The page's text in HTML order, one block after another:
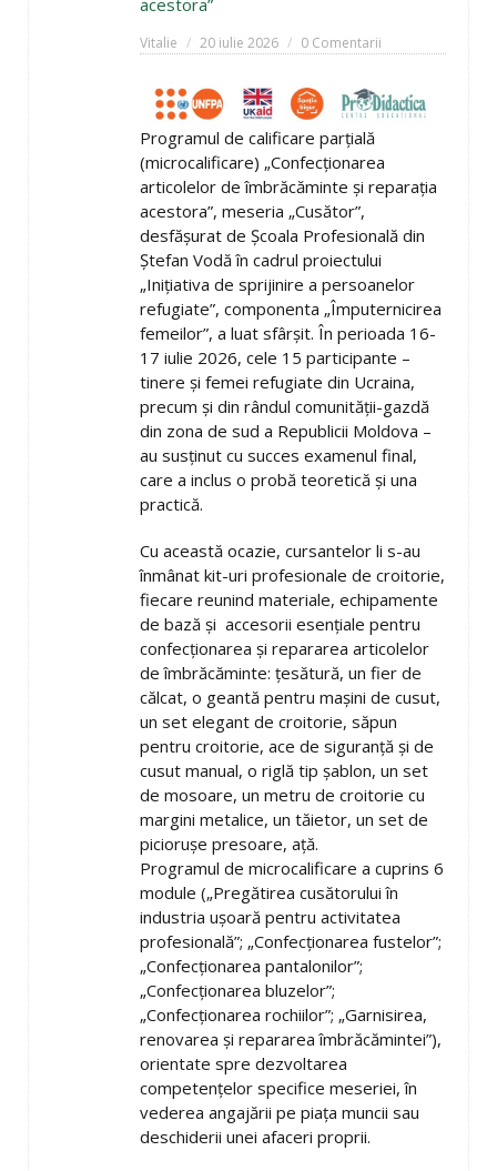
Vitalie 20 iulie 2026 0 Comentarii
Programul de calificare parțială
(microcalificare) „Confecționarea
articolelor de îmbrăcăminte și reparația
acestora”, meseria „Cusător”,
desfășurat de Școala Profesională din
Ștefan Vodă în cadrul proiectului
„Inițiativa de sprijinire a persoanelor
refugiate”, componenta „Împuternicirea
femeilor”, a luat sfârșit. În perioada 16-
17 iulie 2026, cele 15 participante –
tinere și femei refugiate din Ucraina,
precum și din rândul comunității-gazdă
din zona de sud a Republicii Moldova –
au susținut cu succes examenul final,
care a inclus o probă teoretică și una
practică.
Cu această ocazie, cursantelor li s-au
înmânat kit-uri profesionale de croitorie,
fiecare reunind materiale, echipamente
de bază și accesorii esențiale pentru
confecționarea și repararea articolelor
de îmbrăcăminte: țesătură, un fier de
călcat, o geantă pentru mașini de cusut,
un set elegant de croitorie, săpun
pentru croitorie, ace de siguranță și de
cusut manual, o riglă tip șablon, un set
de mosoare, un metru de croitorie cu
margini metalice, un tăietor, un set de
piciorușe presoare, ață.
Programul de microcalificare a cuprins 6
module („Pregătirea cusătorului în
industria ușoară pentru activitatea
profesională”; „Confecționarea fustelor”;
„Confecționarea pantalonilor”;
„Confecționarea bluzelor”;
„Confecționarea rochiilor”; „Garnisirea,
renovarea și repararea îmbrăcămintei”),
orientate spre dezvoltarea
competențelor specifice meseriei, în
vederea angajării pe piața muncii sau
deschiderii unei afaceri proprii.